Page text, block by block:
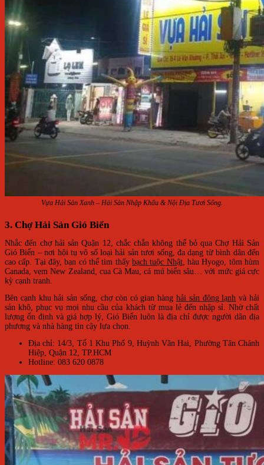
Vựa Hải Sản Xanh – Hải Sản Nhập Khẩu & Nội Địa Tươi Sống.
3. Chợ Hải Sản Gió Biển
Nhắc đến chợ hải sản Quận 12, chắc chắn không thể bỏ qua Chợ Hải Sản
Gió Biển – nơi hội tụ vô số loại hải sản tươi sống, đa dạng từ bình dân đến
cao cấp. Tại đây, bạn có thể tìm thấy bạch tuộc Nhật, hàu Hyogo, tôm hùm
Canada, vẹm New Zealand, cua Cà Mau, cá mú biển sâu… với mức giá cực
kỳ cạnh tranh.
Bên cạnh khu hải sản sống, chợ còn có gian hàng hải sản đông lạnh và hải
sản khô, phục vụ mọi nhu cầu của khách từ mua lẻ đến nhập sỉ. Nhờ chất
lượng ổn định và giá hợp lý, Gió Biển luôn là địa chỉ được người dân địa
phương và nhà hàng tin cậy lựa chọn.
Địa chỉ: 14/3, Tổ 1 Khu Phố 9, Huỳnh Văn Hai, Phường Tân Chánh
Hiệp, Quận 12, TP.HCM
Hotline: 083 620 0878